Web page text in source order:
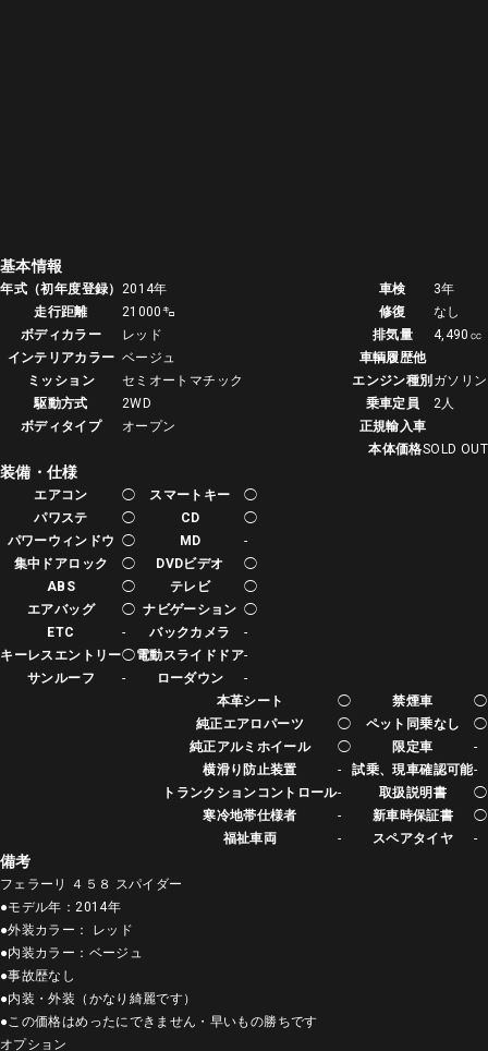
基本情報
年式（初年度登録） 2014年
走行距離
21000㌔
ボディカラー
レッド
インテリアカラー ベージュ
ミッション
セミオートマチック
駆動方式
2WD
ボディタイプ
オープン
車検
3年
修復
なし
排気量
4,490㏄
車輌履歴他
エンジン種別 ガソリン
乗車定員
2人
正規輸入車
本体価格SOLD OUT
装備・仕様
エアコン ◯ スマートキー
◯
パワステ
◯ CD
◯
パワーウィンドウ ◯ MD
-
集中ドアロック
◯ DVDビデオ
◯
ABS
◯ テレビ
◯
エアバッグ
◯ ナビゲーション ◯
ETC
- バックカメラ
-
キーレスエントリー◯電動スライドドア-
サンルーフ
- ローダウン
-
本革シート
◯ 禁煙車
◯
純正エアロパーツ
◯ ペット同乗なし
◯
純正アルミホイール
◯ 限定車
-
横滑り防止装置
- 試乗、現車確認可能-
トランクションコントロール- 取扱説明書
◯
寒冷地帯仕様者
- 新車時保証書
◯
福祉車両
- スペアタイヤ -
備考
フェラーリ ４５８ スパイダー
●モデル年：2014年
●外装カラー： レッド
●内装カラー：ベージュ
●事故歴なし
●内装・外装（かなり綺麗です）
●この価格はめったにできません・早いもの勝ちです
オプション